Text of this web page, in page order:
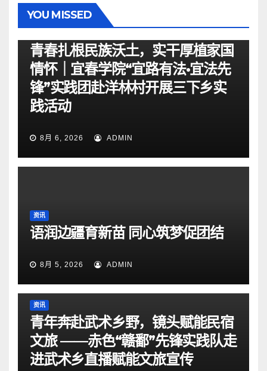
YOU MISSED
青春扎根民族沃土，实干厚植家国
情怀｜宜春学院“宜路有法•宜法先
锋”实践团赴洋林村开展三下乡实
践活动
8月 6, 2026 ADMIN
资讯
语润边疆育新苗 同心筑梦促团结
8月 5, 2026 ADMIN
资讯
青年奔赴武术乡野，镜头赋能民宿
文旅 ——赤色“赣鄱”先锋实践队走
进武术乡直播赋能文旅宣传